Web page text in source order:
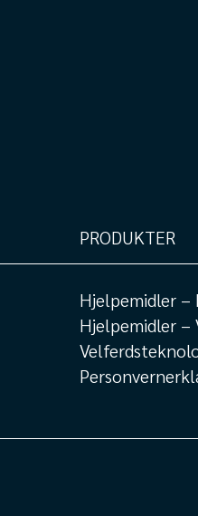
PRODUKTER
Hjelpemidler –
Hjelpemidler –